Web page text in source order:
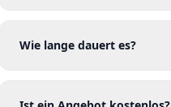
Wie lange dauert es?